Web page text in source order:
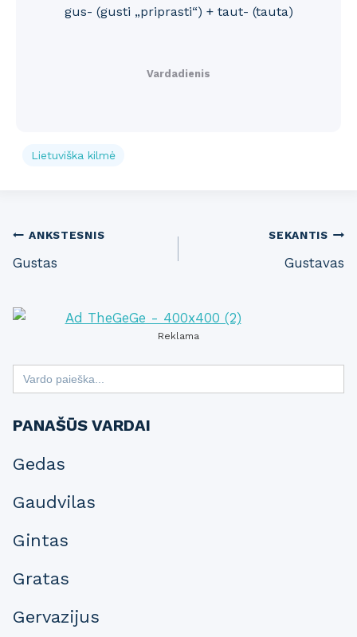
gus- (gusti „priprasti“) + taut- (tauta)
Vardadienis
Lietuviška kilmė
Post
navigation
ANKSTESNIS
Gustas
SEKANTIS
Gustavas
Reklama
Search
for:
PANAŠŪS VARDAI
Gedas
Gaudvilas
Gintas
Gratas
Gervazijus